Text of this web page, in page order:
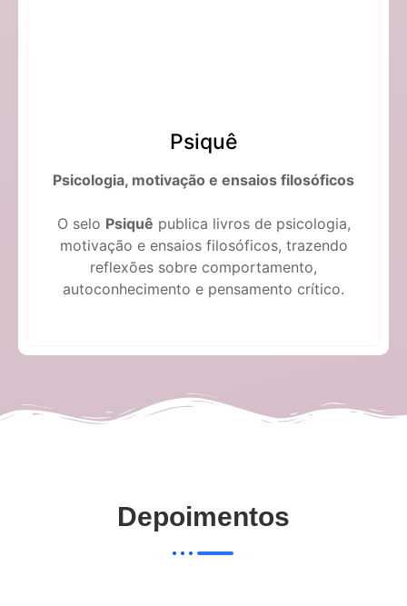
Psiquê
Psicologia, motivação e ensaios filosóficos
O selo Psiquê publica livros de psicologia,
motivação e ensaios filosóficos, trazendo
reflexões sobre comportamento,
autoconhecimento e pensamento crítico.
Depoimentos